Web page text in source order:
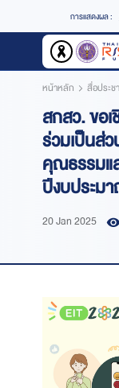
การแสดงผล :
สกสว. ขอ
ร่วมเป็นส่ว
คุณธรรมแ
ปีงบประม
20 Jan 2025
หน้าหลัก สื่อประ